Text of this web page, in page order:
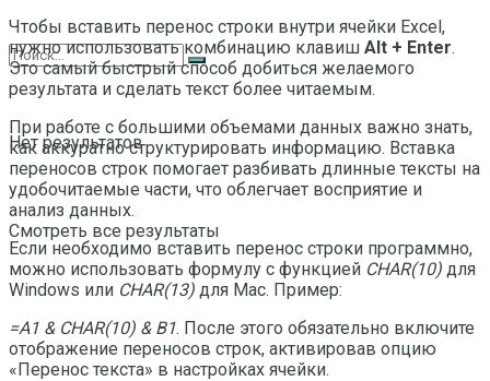
Нет результатов
Смотреть все результаты
Чтобы вставить перенос строки внутри ячейки Excel,
нужно использовать комбинацию клавиш Alt + Enter.
Это самый быстрый способ добиться желаемого
результата и сделать текст более читаемым.
При работе с большими объемами данных важно знать,
как аккуратно структурировать информацию. Вставка
переносов строк помогает разбивать длинные тексты на
удобочитаемые части, что облегчает восприятие и
анализ данных.
Если необходимо вставить перенос строки программно,
можно использовать формулу с функцией CHAR(10) для
Windows или CHAR(13) для Mac. Пример:
=A1 & CHAR(10) & B1. После этого обязательно включите
отображение переносов строк, активировав опцию
«Перенос текста» в настройках ячейки.